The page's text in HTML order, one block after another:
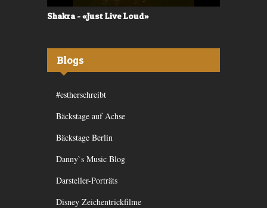
Shakra - «Just Live Loud»
Blogs
#estherschreibt
Bäckstage auf Achse
Bäckstage Berlin
Danny`s Music Blog
Darsteller-Porträts
Disney Zeichentrickfilme